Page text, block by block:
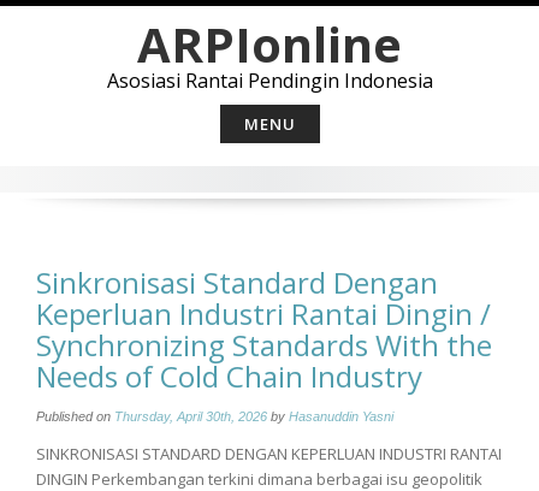
ARPIonline
Asosiasi Rantai Pendingin Indonesia
MENU
Sinkronisasi Standard Dengan
Keperluan Industri Rantai Dingin /
Synchronizing Standards With the
Needs of Cold Chain Industry
Published on Thursday, April 30th, 2026 by Hasanuddin Yasni
SINKRONISASI STANDARD DENGAN KEPERLUAN INDUSTRI RANTAI
DINGIN Perkembangan terkini dimana berbagai isu geopolitik